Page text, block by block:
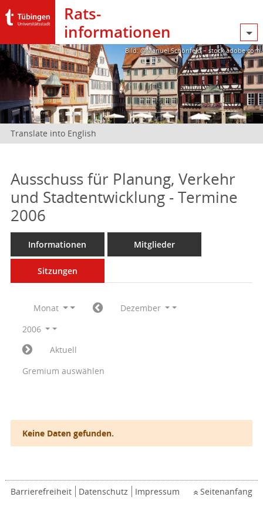
Rats­
informationen
Bild: @Manuel Schönfeld – stock.adobe.com
Translate into English
Ausschuss für Planung, Verkehr
und Stadtentwicklung - Termine
2006
Informationen Mitglieder
Sitzungen
Monat
Dezember
2006
Aktuell
Gremium auswählen
Keine Daten gefunden.
Barrierefreiheit Datenschutz Impressum Seitenanfang